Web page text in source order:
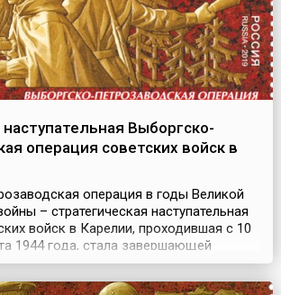
Выборгско-
операция советских войск в
операция в годы Великой
– стратегическая наступательная
войск в Карелии, проходившая с 10
1944 года, стала завершающей
за Ленинград. Цель наступления
угрозы Ленинграду, а также